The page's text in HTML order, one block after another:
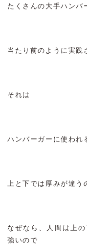
たくさんの大手ハンバ
当たり前のように実践
それは
ハンバーガーに使われ
上と下では厚みが違う
なぜなら、人間は上
強いので